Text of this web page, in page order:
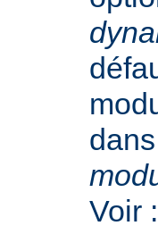
Voir :